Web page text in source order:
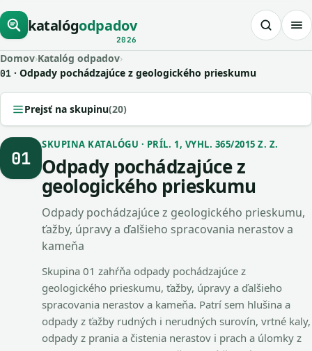
katalógodpadov
2026
Domov›Katalóg odpadov›
01 · Odpady pochádzajúce z geologického prieskumu
Prejsť na skupinu(20)
01
SKUPINA KATALÓGU · PRÍL. 1, VYHL. 365/2015 Z. Z.
Odpady pochádzajúce z
geologického prieskumu
Odpady pochádzajúce z geologického prieskumu,
ťažby, úpravy a ďalšieho spracovania nerastov a
kameňa
Skupina 01 zahŕňa odpady pochádzajúce z
geologického prieskumu, ťažby, úpravy a ďalšieho
spracovania nerastov a kameňa. Patrí sem hlušina a
odpady z ťažby rudných i nerudných surovín, vrtné kaly,
odpady z prania a čistenia nerastov i prach a úlomky z